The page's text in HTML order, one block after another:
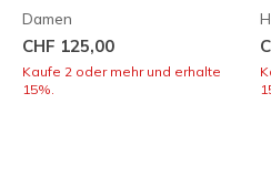
Damen
CHF 125,00
Kaufe 2 oder mehr und erhalte
15%.